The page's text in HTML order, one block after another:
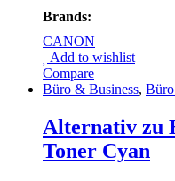
Brands:
CANON
Add to wishlist
Compare
Büro & Business,
Alternativ zu
Toner Cyan